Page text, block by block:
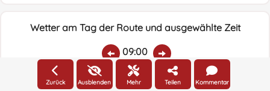
Wetter am Tag der Route und ausgewählte Zeit
09:00
Regen:
Durchschnittliche
Geschwindigkeit
Windrichtung
Zurück Ausblenden Mehr Teilen Kommentar